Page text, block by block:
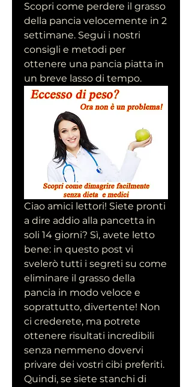
Scopri come perdere il grasso
della pancia velocemente in 2
settimane. Segui i nostri
consigli e metodi per
ottenere una pancia piatta in
un breve lasso di tempo.
Ciao amici lettori! Siete pronti
a dire addio alla pancetta in
soli 14 giorni? Sì, avete letto
bene: in questo post vi
svelerò tutti i segreti su come
eliminare il grasso della
pancia in modo veloce e
soprattutto, divertente! Non
ci crederete, ma potrete
ottenere risultati incredibili
senza nemmeno dovervi
privare dei vostri cibi preferiti.
Quindi, se siete stanchi di